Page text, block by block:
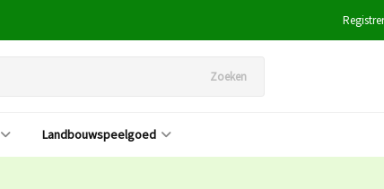
Zoeken
Landbouwspeelgoed